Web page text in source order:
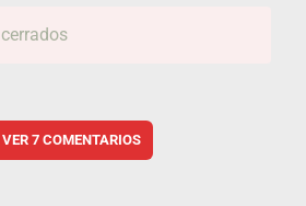
VER7 COMENTARIOS